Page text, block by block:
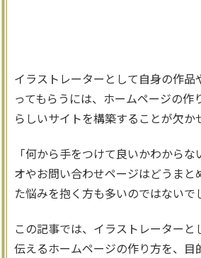
イラストレーターとして自身の作品
ってもらうには、ホームページの作
らしいサイトを構築することが欠か
「何から手をつけて良いかわから
オやお問い合わせページはどうまと
た悩みを抱く方も多いのではないで
この記事では、イラストレーターと
伝えるホームページの作り方を、目